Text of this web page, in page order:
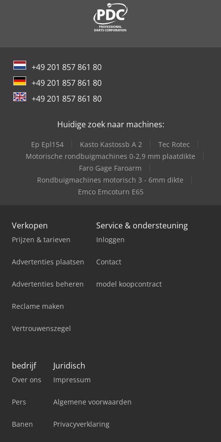
Dino Lift 210 Xt
Dino Lift 220 Xtc
Dino Lift 265 Rxt
Dino Lift 95 T
+49 201 857 861 80
+49 201 857 861 80
+49 201 857 861 80
Huidige zoek naar machines:
Ep Epl154 Kasto Kastossb A 2
Tec Rotec
Motorische rondbuigmachines 0-2,9 mm plaatdikte
Faro Gage Faroarm
Rondbuigmachines motorisch 3 - 6mm dikte
Emco Emcoturn E65
Verkopen
Prijzen & tarieven
Advertenties plaatsen
Advertenties beheren
Reclame maken
Vertrouwenszegel
Service & ondersteuning
Inloggen
Contact
model koopcontract
bedrijf
Over ons
Pers
Banen
Juridisch
Impressum
Algemene voorwaarden
Privacyverklaring